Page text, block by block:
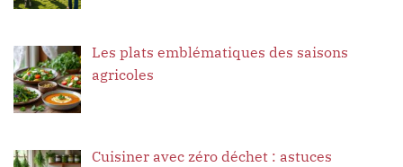
Les plats emblématiques des saisons
agricoles
Cuisiner avec zéro déchet : astuces